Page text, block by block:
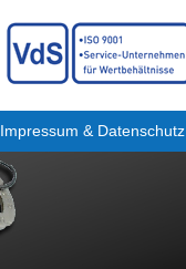
Impressum & Datenschutz